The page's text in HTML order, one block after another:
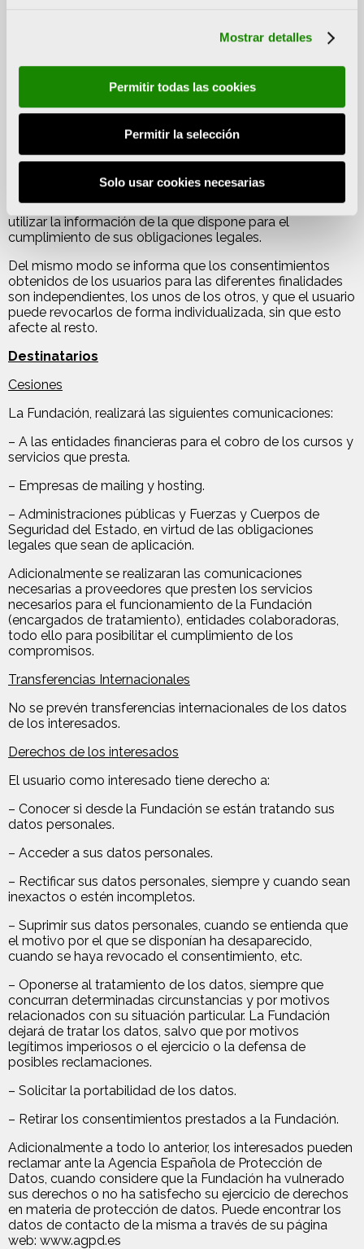
Mostrar detalles
Permitir todas las cookies
Permitir la selección
Solo usar cookies necesarias
legitimada por el interés legítimo de acuerdo con la
servicios de la sociedad de la información y de comercio
– La gestión de envío de comunicaciones electrónicas
relacionadas con la actividad de la Fundación
interesados con los que no haya tenido una relación
previa, se legitima en el consentimiento del interesado.
– Independientemente de lo anterior la Fundación podrá
utilizar la información de la que dispone para el
cumplimiento de sus obligaciones legales.
Del mismo modo se informa que los consentimientos
obtenidos de los usuarios para las diferentes finalidades
son independientes, los unos de los otros, y que el usuario
puede revocarlos de forma individualizada, sin que esto
afecte al resto.
Destinatarios
Cesiones
La Fundación, realizará las siguientes comunicaciones:
– A las entidades financieras para el cobro de los cursos y
servicios que presta.
– Empresas de mailing y hosting.
– Administraciones públicas y Fuerzas y Cuerpos de
Seguridad del Estado, en virtud de las obligaciones
legales que sean de aplicación.
Adicionalmente se realizaran las comunicaciones
necesarias a proveedores que presten los servicios
necesarios para el funcionamiento de la Fundación
(encargados de tratamiento), entidades colaboradoras,
todo ello para posibilitar el cumplimiento de los
compromisos.
Transferencias Internacionales
No se prevén transferencias internacionales de los datos
de los interesados.
Derechos de los interesados
El usuario como interesado tiene derecho a:
– Conocer si desde la Fundación se están tratando sus
datos personales.
– Acceder a sus datos personales.
– Rectificar sus datos personales, siempre y cuando sean
inexactos o estén incompletos.
– Suprimir sus datos personales, cuando se entienda que
el motivo por el que se disponían ha desaparecido,
cuando se haya revocado el consentimiento, etc.
– Oponerse al tratamiento de los datos, siempre que
concurran determinadas circunstancias y por motivos
relacionados con su situación particular. La Fundación
dejará de tratar los datos, salvo que por motivos
legítimos imperiosos o el ejercicio o la defensa de
posibles reclamaciones.
– Solicitar la portabilidad de los datos.
– Retirar los consentimientos prestados a la Fundación.
Adicionalmente a todo lo anterior, los interesados pueden
reclamar ante la Agencia Española de Protección de
Datos, cuando considere que la Fundación ha vulnerado
sus derechos o no ha satisfecho su ejercicio de derechos
en materia de protección de datos. Puede encontrar los
datos de contacto de la misma a través de su página
web: www.agpd.es